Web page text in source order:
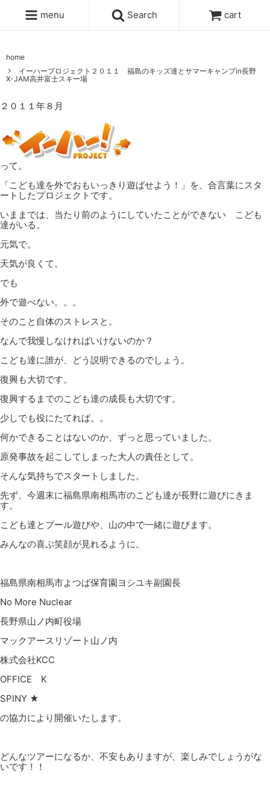
menu Search cart
home
イーハープロジェクト２０１１ 福島のキッズ達とサマーキャンプin長野
X-JAM高井富士スキー場
２０１１年８月
って。
「こども達を外でおもいっきり遊ばせよう！」を、合言葉にスタ
ートしたプロジェクトです。
いままでは、当たり前のようにしていたことができない こども
達がいる。
元気で。
天気が良くて。
でも
外で遊べない。。。
そのこと自体のストレスと。
なんで我慢しなければいけないのか？
こども達に誰が、どう説明できるのでしょう。
復興も大切です。
復興するまでのこども達の成長も大切です。
少しでも役にたてれば。。
何かできることはないのか、ずっと思っていました。
原発事故を起こしてしまった大人の責任として。
そんな気持ちでスタートしました。
先ず、今週末に福島県南相馬市のこども達が長野に遊びにきま
す。
こども達とプール遊びや、山の中で一緒に遊びます。
みんなの喜ぶ笑顔が見れるように。
福島県南相馬市よつば保育園ヨシユキ副園長
No More Nuclear
長野県山ノ内町役場
マックアースリゾート山ノ内
株式会社KCC
OFFICE K
SPINY ★
の協力により開催いたします。
どんなツアーになるか、不安もありますが、楽しみでしょうがな
いです！！